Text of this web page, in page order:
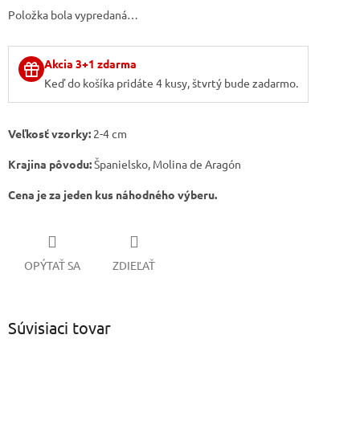
Položka bola vypredaná…
Akcia 3+1 zdarma
Keď do košíka pridáte 4 kusy, štvrtý bude zadarmo.
Veľkosť vzorky: 2-4 cm
Krajina pôvodu:Španielsko, Molina de Aragón
Cena je za jeden kus náhodného výberu.
OPÝTAŤ SA ZDIEĽAŤ
Súvisiaci tovar